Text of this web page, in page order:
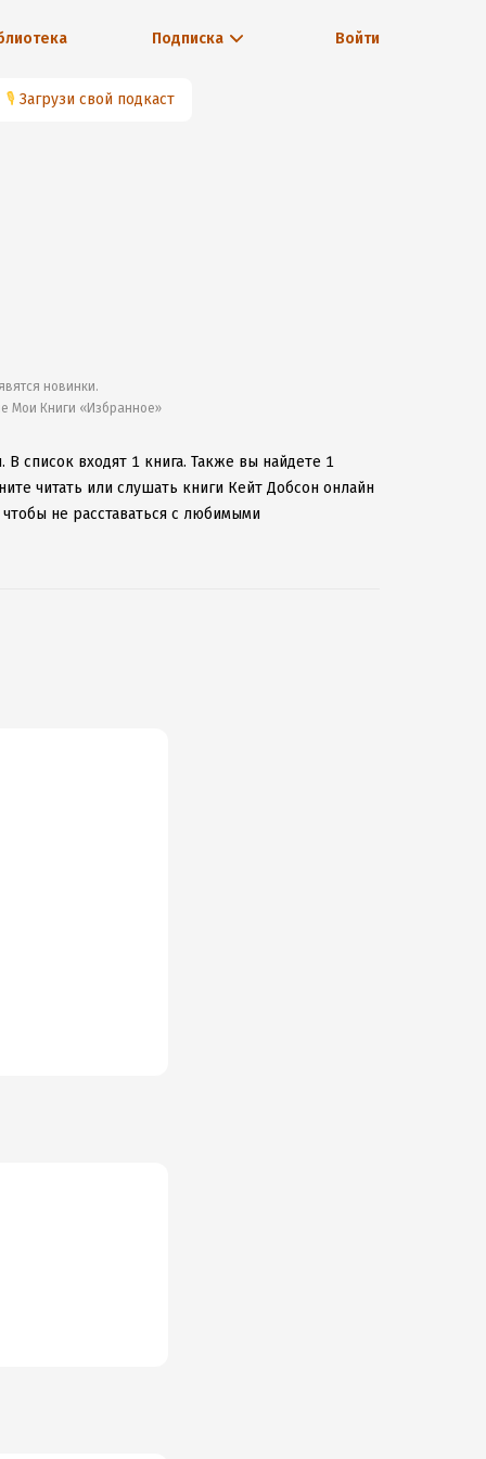
Подписка Войти
🎙 Загрузи свой подкаст
новинки.
Мои Книги «Избранное»
В список входят 1 книга. Также вы найдете 1
читать или слушать книги Кейт Добсон онлайн
не расставаться с любимыми